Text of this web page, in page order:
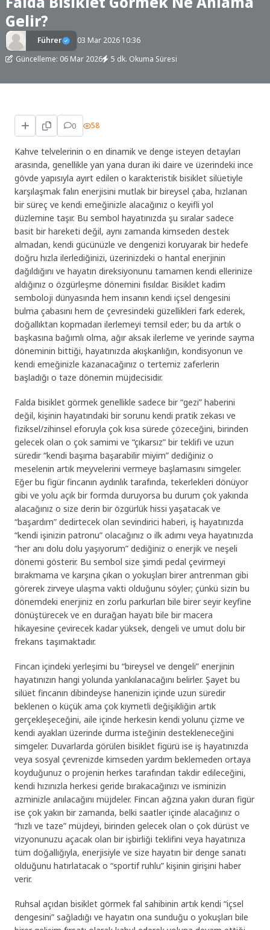
Gelir?
Führer
03 Mar 2026 10:36
Güncelleme: 06 Mar 2026
5 dk. Okuma Süresi
0 58
Kahve telvelerinin o en dinamik ve denge isteyen detayları
arasında, genellikle yan yana duran iki daire ve üzerindeki ince
gövde yapısıyla ayırt edilen o karakteristik bisiklet silüetiyle
karşılaşmak falın enerjisini mutlak bir bireysel çaba, hızlanan
bir süreç ve kendi emeğinizle alacağınız o keyifli yol
düzlemine taşır. Bu sembol hayatınızda şu sıralar sadece
basit bir hareketi değil, aynı zamanda kimseden destek
almadan, kendi gücünüzle ve dengenizi koruyarak bir hedefe
doğru hızla ilerlediğinizi, üzerinizdeki o hantal enerjinin
dağıldığını ve hayatın direksiyonunu tamamen kendi ellerinize
aldığınız o özgürleşme dönemini fısıldar. Bisiklet kadim
semboloji dünyasında hem insanın kendi içsel dengesini
bulma çabasını hem de çevresindeki güzellikleri fark ederek,
doğallıktan kopmadan ilerlemeyi temsil eder; bu da artık o
başkasına bağımlı olma, ağır aksak ilerleme ve yerinde sayma
döneminin bittiği, hayatınızda akışkanlığın, kondisyonun ve
kendi emeğinizle kazanacağınız o tertemiz zaferlerin
başladığı o taze dönemin müjdecisidir.
Falda bisiklet görmek genellikle sadece bir “gezi” haberini
değil, kişinin hayatındaki bir sorunu kendi pratik zekası ve
fiziksel/zihinsel eforuyla çok kısa sürede çözeceğini, birinden
gelecek olan o çok samimi ve “çıkarsız” bir teklifi ve uzun
süredir “kendi başıma başarabilir miyim” dediğiniz o
meselenin artık meyvelerini vermeye başlamasını simgeler.
Eğer bu figür fincanın aydınlık tarafında, tekerlekleri dönüyor
gibi ve yolu açık bir formda duruyorsa bu durum çok yakında
alacağınız o size derin bir özgürlük hissi yaşatacak ve
“başardım” dedirtecek olan sevindirici haberi, iş hayatınızda
“kendi işinizin patronu” olacağınız o ilk adımı veya hayatınızda
“her anı dolu dolu yaşıyorum” dediğiniz o enerjik ve neşeli
dönemi gösterir. Bu sembol size şimdi pedal çevirmeyi
bırakmama ve karşına çıkan o yokuşları birer antrenman gibi
görerek zirveye ulaşma vakti olduğunu söyler; çünkü sizin bu
dönemdeki enerjiniz en zorlu parkurları bile birer seyir keyfine
dönüştürecek ve en durağan hayatı bile bir macera
hikayesine çevirecek kadar yüksek, dengeli ve umut dolu bir
frekans taşımaktadır.
Fincan içindeki yerleşimi bu “bireysel ve dengeli” enerjinin
hayatınızın hangi yolunda yankılanacağını belirler. Şayet bu
silüet fincanın dibindeyse hanenizin içinde uzun süredir
beklenen o küçük ama çok kıymetli değişikliğin artık
gerçekleşeceğini, aile içinde herkesin kendi yolunu çizme ve
kendi ayakları üzerinde durma isteğinin destekleneceğini
simgeler. Duvarlarda görülen bisiklet figürü ise iş hayatınızda
veya sosyal çevrenizde kimseden yardım beklemeden ortaya
koyduğunuz o projenin herkes tarafından takdir edileceğini,
kendi hızınızla herkesi geride bırakacağınızı ve isminizin
azminizle anılacağını müjdeler. Fincan ağzına yakın duran figür
ise çok yakın bir zamanda, belki saatler içinde alacağınız o
“hızlı ve taze” müjdeyi, birinden gelecek olan o çok dürüst ve
vizyonunuzu açacak olan bir işbirliği teklifini veya hayatınıza
tüm doğallığıyla, enerjisiyle ve size hayatın bir denge sanatı
olduğunu hatırlatacak o “sportif ruhlu” kişinin girişini haber
verir.
Ruhsal açıdan bisiklet görmek fal sahibinin artık kendi “içsel
dengesini” sağladığı ve hayatın ona sunduğu o yokuşları bile